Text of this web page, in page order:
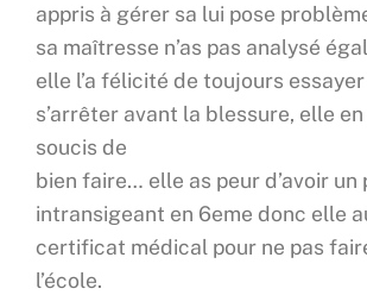
appris à gérer sa lui pose
sa maîtresse n’as pas analysé
elle l’a félicité de toujours
s’arrêter avant la blessure, elle
soucis de
bien faire… elle as peur d’avoir un
intransigeant en 6eme donc elle
certificat médical pour ne pas
l’école.